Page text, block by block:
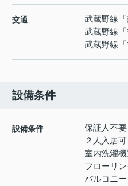
交通 武蔵野線 「
武蔵野線 「
武蔵野線 「
設備条件
設備条件
保証人不要
２人入居可
室内洗濯
フローリ
バルコニー